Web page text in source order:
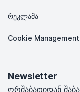
რეკლამა
Cookie Management
Newsletter
ორშაბათიდან